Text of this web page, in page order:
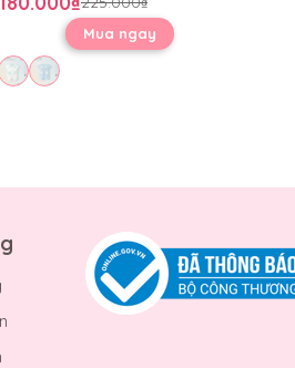
Mua ngay